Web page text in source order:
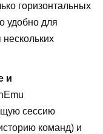
горизонтальных
удобно для
и
сессию
команд) и